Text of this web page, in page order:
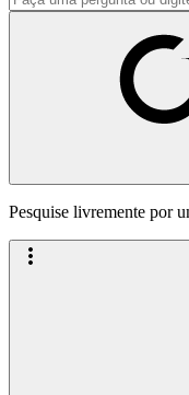
Pesquise livremente por